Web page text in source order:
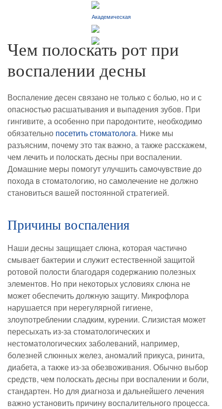
Skip to main content
Академическая
Чем полоскать рот при
воспалении десны
Воспаление десен связано не только с болью, но и с
опасностью расшатывания и выпадения зубов. При
гингивите, а особенно при пародонтите, необходимо
обязательно посетить стоматолога. Ниже мы
разъясним, почему это так важно, а также расскажем,
чем лечить и полоскать десны при воспалении.
Домашние меры помогут улучшить самочувствие до
похода в стоматологию, но самолечение не должно
становиться вашей постоянной стратегией.
Причины воспаления
Наши десны защищает слюна, которая частично
смывает бактерии и служит естественной защитой
ротовой полости благодаря содержанию полезных
элементов. Но при некоторых условиях слюна не
может обеспечить должную защиту. Микрофлора
нарушается при нерегулярной гигиене,
злоупотреблении сладким, курении. Слизистая может
пересыхать из-за стоматологических и
нестоматологических заболеваний, например,
болезней слюнных желез, аномалий прикуса, ринита,
диабета, а также из-за обезвоживания. Обычно выбор
средств, чем полоскать десны при воспалении и боли,
стандартен. Но для диагноза и дальнейшего лечения
важно установить причину воспалительного процесса.